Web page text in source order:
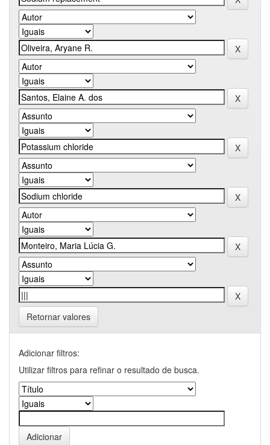
Retornar valores
Adicionar filtros:
Utilizar filtros para refinar o resultado de busca.